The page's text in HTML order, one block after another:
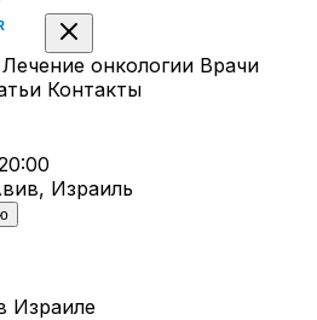
Лечение онкологии Врачи
Контакты
Израиль
Израиле